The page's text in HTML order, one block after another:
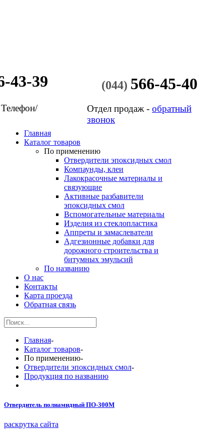
43-39 (044) 566-45-40
Отдел продаж - обратный
звонок
Главная
Каталог товаров
По применению
Отвердители эпоксидных смол
Компаунды, клеи
Лакокрасочные материалы и
связующие
Активные разбавители
эпоксидных смол
Вспомогательные материалы
Изделия из стеклопластика
Аппреты и замаслеватели
Адгезионные добавки для
дорожного строительства и
битумных эмульсий
По названию
О нас
Контакты
Карта проезда
Обратная связь
Главная-
Каталог товаров-
По применению-
Отвердители эпоксидных смол-
Продукция по названию
Отвердитель полиамидный ПО-300М
раскрутка сайта